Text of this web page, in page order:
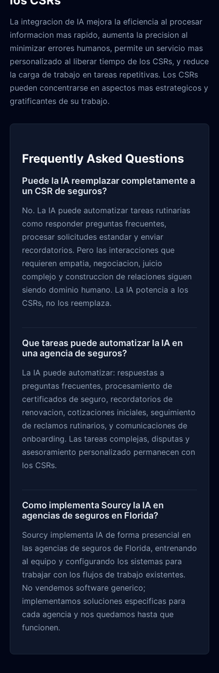
La integracion de IA mejora la eficiencia al procesar
informacion mas rapido, aumenta la precision al
minimizar errores humanos, permite un servicio mas
personalizado al liberar tiempo de los CSRs, y reduce
la carga de trabajo en tareas repetitivas. Los CSRs
pueden concentrarse en aspectos mas estrategicos y
gratificantes de su trabajo.
Frequently Asked Questions
Puede la IA reemplazar completamente a
un CSR de seguros?
No. La IA puede automatizar tareas rutinarias
como responder preguntas frecuentes,
procesar solicitudes estandar y enviar
recordatorios. Pero las interacciones que
requieren empatia, negociacion, juicio
complejo y construccion de relaciones siguen
siendo dominio humano. La IA potencia a los
CSRs, no los reemplaza.
Que tareas puede automatizar la IA en
una agencia de seguros?
La IA puede automatizar: respuestas a
preguntas frecuentes, procesamiento de
certificados de seguro, recordatorios de
renovacion, cotizaciones iniciales, seguimiento
de reclamos rutinarios, y comunicaciones de
onboarding. Las tareas complejas, disputas y
asesoramiento personalizado permanecen con
los CSRs.
Como implementa Sourcy la IA en
agencias de seguros en Florida?
Sourcy implementa IA de forma presencial en
las agencias de seguros de Florida, entrenando
al equipo y configurando los sistemas para
trabajar con los flujos de trabajo existentes.
No vendemos software generico;
implementamos soluciones especificas para
cada agencia y nos quedamos hasta que
funcionen.